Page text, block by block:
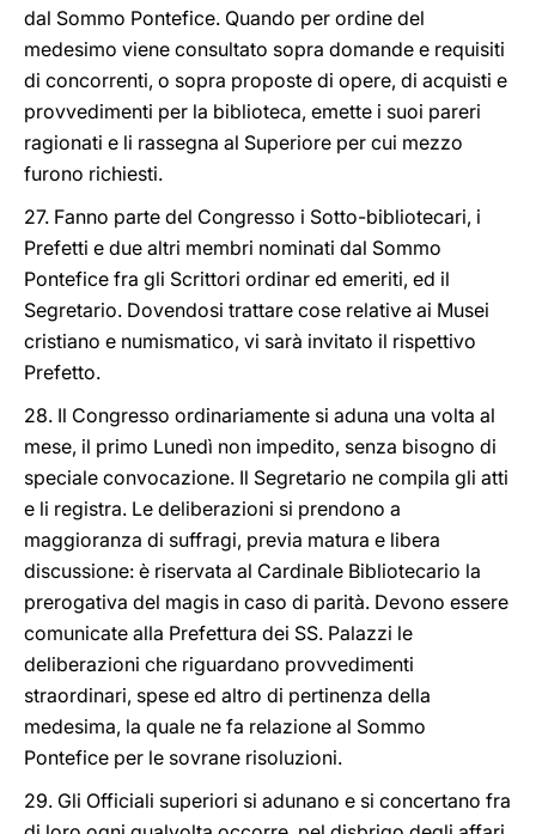
dal Sommo Pontefice. Quando per ordine del
medesimo viene consultato sopra domande e requisiti
di concorrenti, o sopra proposte di opere, di acquisti e
provvedimenti per la biblioteca, emette i suoi pareri
ragionati e li rassegna al Superiore per cui mezzo
furono richiesti.
27. Fanno parte del Congresso i Sotto-bibliotecari, i
Prefetti e due altri membri nominati dal Sommo
Pontefice fra gli Scrittori ordinar ed emeriti, ed il
Segretario. Dovendosi trattare cose relative ai Musei
cristiano e numismatico, vi sarà invitato il rispettivo
Prefetto.
28. Il Congresso ordinariamente si aduna una volta al
mese, il primo Lunedì non impedito, senza bisogno di
speciale convocazione. Il Segretario ne compila gli atti
e li registra. Le deliberazioni si prendono a
maggioranza di suffragi, previa matura e libera
discussione: è riservata al Cardinale Bibliotecario la
prerogativa del magis in caso di parità. Devono essere
comunicate alla Prefettura dei SS. Palazzi le
deliberazioni che riguardano provvedimenti
straordinari, spese ed altro di pertinenza della
medesima, la quale ne fa relazione al Sommo
Pontefice per le sovrane risoluzioni.
29. Gli Officiali superiori si adunano e si concertano fra